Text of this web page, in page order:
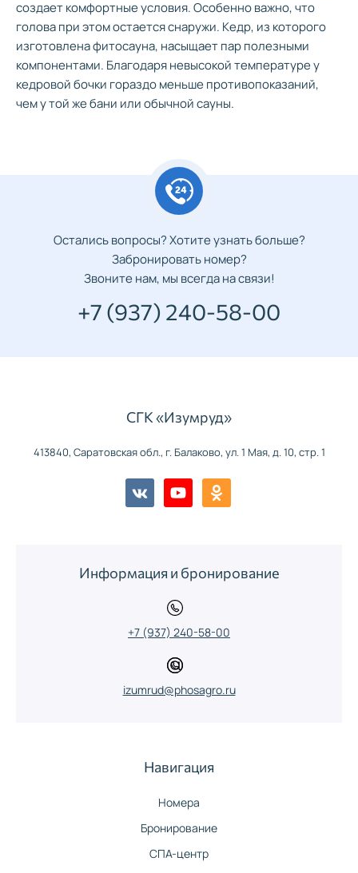
создает комфортные условия. Особенно важно, что
голова при этом остается снаружи. Кедр, из которого
изготовлена фитосауна, насыщает пар полезными
компонентами. Благодаря невысокой температуре у
кедровой бочки гораздо меньше противопоказаний,
чем у той же бани или обычной сауны.
Остались вопросы? Хотите узнать больше?
Забронировать номер?
Звоните нам, мы всегда на связи!
+7 (937) 240-58-00
СГК «Изумруд»
413840, Саратовская обл., г. Балаково, ул. 1 Мая, д. 10, стр. 1
Информация и бронирование
+7 (937) 240-58-00
izumrud@phosagro.ru
Навигация
Номера
Бронирование
СПА-центр